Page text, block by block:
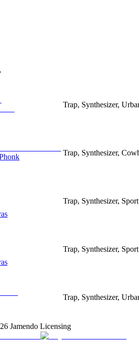
Trap, Synthesizer,
Trap, Synthesizer,
Trap, Synthesizer,
Trap, Synthesizer,
Trap, Synthesizer,
Jamendo Licensing